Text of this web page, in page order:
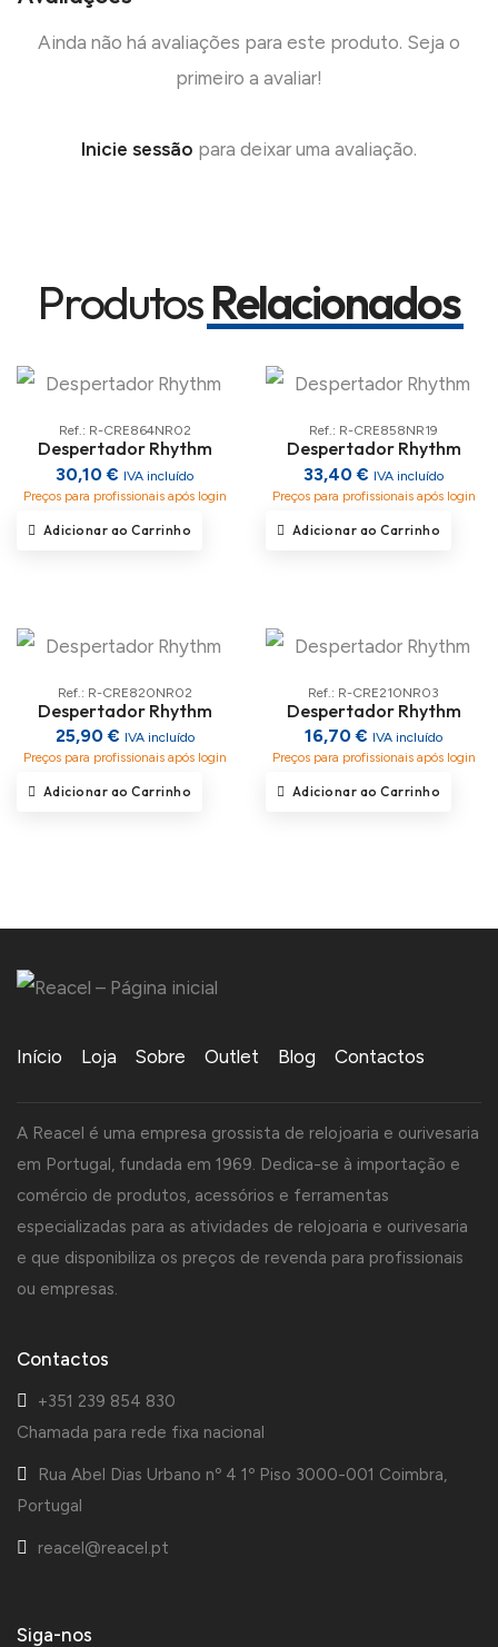
Ainda não há avaliações para este produto. Seja o
primeiro a avaliar!
Inicie sessão para deixar uma avaliação.
ProdutosRelacionados
Ref.: R-CRE864NR02
Despertador Rhythm
30,10 € IVA incluído
Preços para profissionais após login
Adicionar ao Carrinho
Ref.: R-CRE858NR19
Despertador Rhythm
33,40 € IVA incluído
Preços para profissionais após login
Adicionar ao Carrinho
Ref.: R-CRE820NR02
Despertador Rhythm
25,90 € IVA incluído
Preços para profissionais após login
Adicionar ao Carrinho
Ref.: R-CRE210NR03
Despertador Rhythm
16,70 € IVA incluído
Preços para profissionais após login
Adicionar ao Carrinho
Início Loja Sobre Outlet Blog Contactos
A Reacel é uma empresa grossista de relojoaria e ourivesaria
em Portugal, fundada em 1969. Dedica-se à importação e
comércio de produtos, acessórios e ferramentas
especializadas para as atividades de relojoaria e ourivesaria
e que disponibiliza os preços de revenda para profissionais
ou empresas.
Contactos
+351 239 854 830
Chamada para rede fixa nacional
Rua Abel Dias Urbano nº 4 1º Piso 3000-001 Coimbra,
Portugal
reacel@reacel.pt
Siga-nos